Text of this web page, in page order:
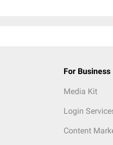
For Business
Media Kit
Login
Content